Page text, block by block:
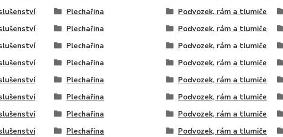
Plechařina Podvozek, rám a tlumiče
Plechařina Podvozek, rám a tlumiče
Plechařina Podvozek, rám a tlumiče
Plechařina Podvozek, rám a tlumiče
Plechařina Podvozek, rám a tlumiče
Plechařina Podvozek, rám a tlumiče
Plechařina Podvozek, rám a tlumiče
Plechařina Podvozek, rám a tlumiče